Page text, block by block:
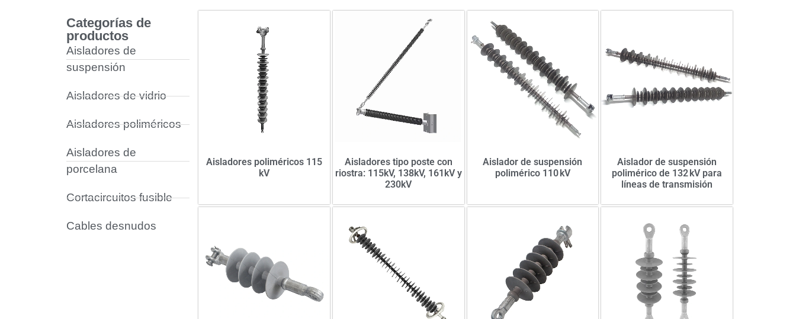
Categorías de
productos
Aisladores de
suspensión
Aisladores de vidrio
Aisladores poliméricos
Aisladores de
porcelana
Cortacircuitos fusible
Cables desnudos
Aisladores poliméricos 115
kV
Aisladores tipo poste con
riostra: 115kV, 138kV, 161kV y
230kV
Aislador de suspensión
polimérico 110 kV
Aislador de suspensión
polimérico de 132 kV para
líneas de transmisión